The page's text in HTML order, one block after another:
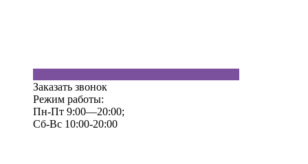
Заказать звонок
Режим работы:
Пн-Пт 9:00—20:00;
Сб-Вс 10:00-20:00